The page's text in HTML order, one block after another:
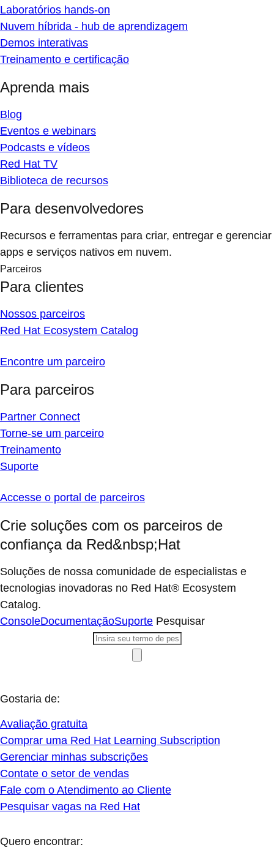
Laboratórios hands-on
Nuvem híbrida - hub de aprendizagem
Demos interativas
Treinamento e certificação
Aprenda mais
Blog
Eventos e webinars
Podcasts e vídeos
Red Hat TV
Biblioteca de recursos
Para desenvolvedores
Recursos e ferramentas para criar, entregar e gerenciar
apps e serviços nativos em nuvem.
Parceiros
Para clientes
Nossos parceiros
Red Hat Ecosystem Catalog
Encontre um parceiro
Para parceiros
Partner Connect
Torne-se um parceiro
Treinamento
Suporte
Accesse o portal de parceiros
Crie soluções com os parceiros de
confiança da Red&nbsp;Hat
Soluções de nossa comunidade de especialistas e
tecnologias inovadoras no Red Hat® Ecosystem
Catalog.
ConsoleDocumentaçãoSuporte Pesquisar
Gostaria de:
Avaliação gratuita
Comprar uma Red Hat Learning Subscription
Gerenciar minhas subscrições
Contate o setor de vendas
Fale com o Atendimento ao Cliente
Pesquisar vagas na Red Hat
Quero encontrar: